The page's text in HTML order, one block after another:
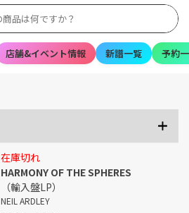
店舗&イベント情報 新譜一覧 予約
在庫切れ
HARMONY OF THE SPHERES
（輸入盤LP）
NEIL ARDLEY